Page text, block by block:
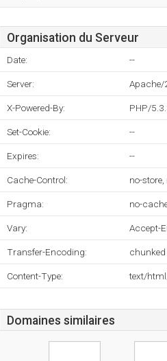
Organisation du Serveur
Date: --
Server: Apache/
X-Powered-By: PHP/
Set-Cookie: --
Expires: --
Cache-Control: no-
Pragma: no-
Vary: Accept-
Transfer-Encoding: chunked
Content-Type: text/
Domaines similaires